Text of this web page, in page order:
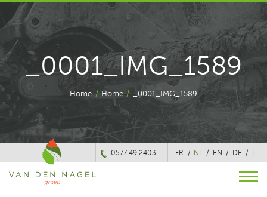
_0001_IMG_1589
Home / Home / _0001_IMG_1589
FR NL EN DE IT
0577 49 2403